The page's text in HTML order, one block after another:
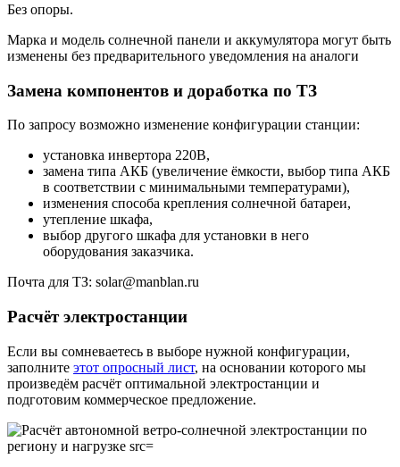
Без опоры.
Марка и модель солнечной панели и аккумулятора могут быть
изменены без предварительного уведомления на аналоги
Замена компонентов и доработка по ТЗ
По запросу возможно изменение конфигурации станции:
установка инвертора 220В,
замена типа АКБ (увеличение ёмкости, выбор типа АКБ
в соответствии с минимальными температурами),
изменения способа крепления солнечной батареи,
утепление шкафа,
выбор другого шкафа для установки в него
оборудования заказчика.
Почта для ТЗ: solar@manblan.ru
Расчёт электростанции
Если вы сомневаетесь в выборе нужной конфигурации,
заполните этот опросный лист, на основании которого мы
произведём расчёт оптимальной электростанции и
подготовим коммерческое предложение.